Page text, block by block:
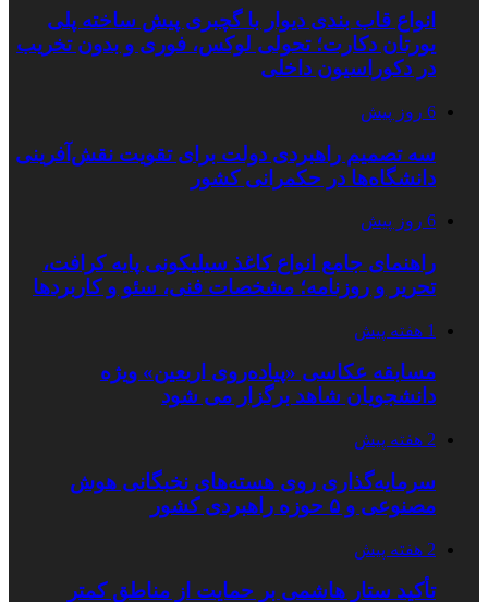
انواع قاب بندی دیوار با گچبری پیش ساخته پلی
یورتان دکارت؛ تحولی لوکس، فوری و بدون تخریب
در دکوراسیون داخلی
6 روز پیش
سه تصمیم راهبردی دولت برای تقویت نقش‌آفرینی
دانشگاه‌ها در حکمرانی کشور
6 روز پیش
راهنمای جامع انواع کاغذ سیلیکونی پایه کرافت،
تحریر و روزنامه؛ مشخصات فنی، سئو و کاربردها
1 هفته پیش
مسابقه عکاسی «پیاده‌روی اربعین» ویژه
دانشجویان شاهد برگزار می شود
2 هفته پیش
سرمایه‌گذاری روی هسته‌های نخبگانی هوش
مصنوعی و ۵ حوزه راهبردی کشور
2 هفته پیش
تأکید ستار هاشمی بر حمایت از مناطق کمتر